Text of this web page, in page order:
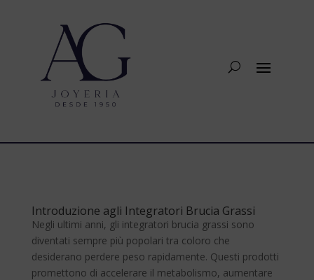
Introduzione agli Integratori Brucia Grassi
Negli ultimi anni, gli integratori brucia grassi sono
diventati sempre più popolari tra coloro che
desiderano perdere peso rapidamente. Questi prodotti
promettono di accelerare il metabolismo, aumentare